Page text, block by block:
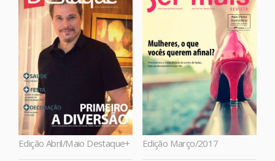
Edição Abril/Maio Destaque+ Edição Março/2017